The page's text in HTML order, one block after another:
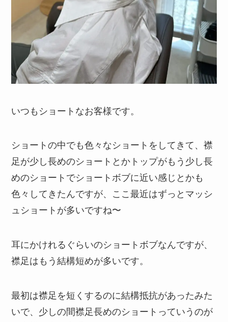
いつもショートなお客様です。
ショートの中でも色々なショートをしてきて、襟
足が少し長めのショートとかトップがもう少し長
めのショートでショートボブに近い感じとかも
色々してきたんですが、ここ最近はずっとマッシ
ュショートが多いですね〜
耳にかけれるぐらいのショートボブなんですが、
襟足はもう結構短めが多いです。
最初は襟足を短くするのに結構抵抗があったみた
いで、少しの間襟足長めのショートっていうのが